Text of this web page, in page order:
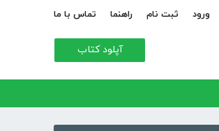
ورود ثبت نام راهنما تماس با ما
آپلود کتاب